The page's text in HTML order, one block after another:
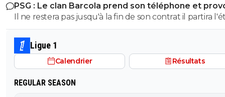
bonne saison à l'OL.
PSG : Le clan Barcola prend son téléphone et
un séisme
Il ne restera pas jusqu'à la fin de son contrat il partira
prochain pour moins cher au pire des cas. Encore qu'il
pas exclu qu'il finisse par s'imposer et décide de
foot va vite.
Ligue 1
Calendrier Résultats
REGULAR SEASON